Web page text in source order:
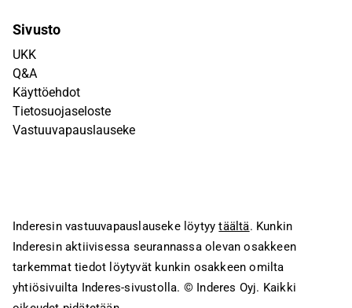
Sivusto
UKK
Q&A
Käyttöehdot
Tietosuojaseloste
Vastuuvapauslauseke
Inderesin vastuuvapauslauseke löytyytäältä. Kunkin
Inderesin aktiivisessa seurannassa olevan osakkeen
tarkemmat tiedot löytyvät kunkin osakkeen omilta
yhtiösivuilta Inderes-sivustolla. © Inderes Oyj. Kaikki